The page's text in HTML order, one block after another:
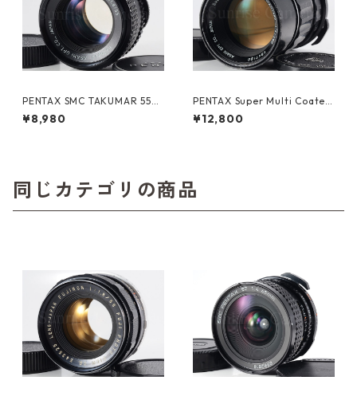
PENTAX SMC TAKUMAR 55m
m F1.8 M42 ペンタックス（61
346）
¥8,980
PENTAX Super Multi Coated
TAKUMAR 6×7 200mm F4
ペンタックス (61363)
¥12,800
同じカテゴリの商品